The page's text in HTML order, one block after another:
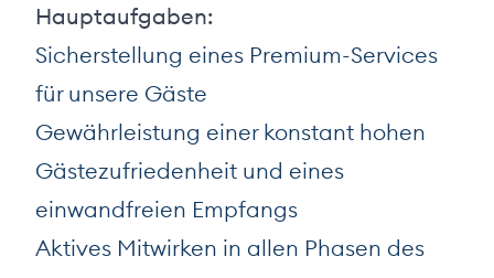
Hauptaufgaben:
Sicherstellung eines Premium-Services
für unsere Gäste
Gewährleistung einer konstant hohen
Gästezufriedenheit und eines
einwandfreien Empfangs
Aktives Mitwirken in allen Phasen des